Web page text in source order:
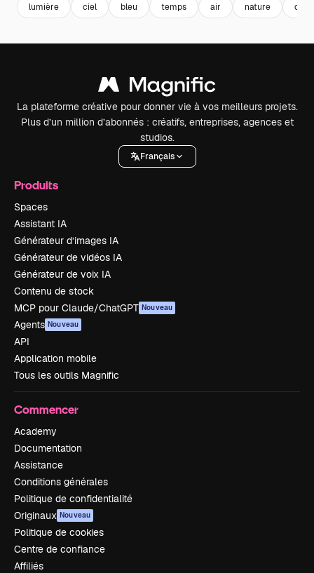
lumière ciel bleu temps air nature
La plateforme créative pour donner vie à vos meilleurs projets.
Plus d’un million d’abonnés : créatifs, entreprises, agences et
studios.
Français
Produits
Spaces
Assistant IA
Générateur d’images IA
Générateur de vidéos IA
Générateur de voix IA
Contenu de stock
MCP pour Claude/ChatGPT Nouveau
Agents Nouveau
API
Application mobile
Tous les outils Magnific
Commencer
Academy
Documentation
Assistance
Conditions générales
Politique de confidentialité
Originaux Nouveau
Politique de cookies
Centre de confiance
Affiliés